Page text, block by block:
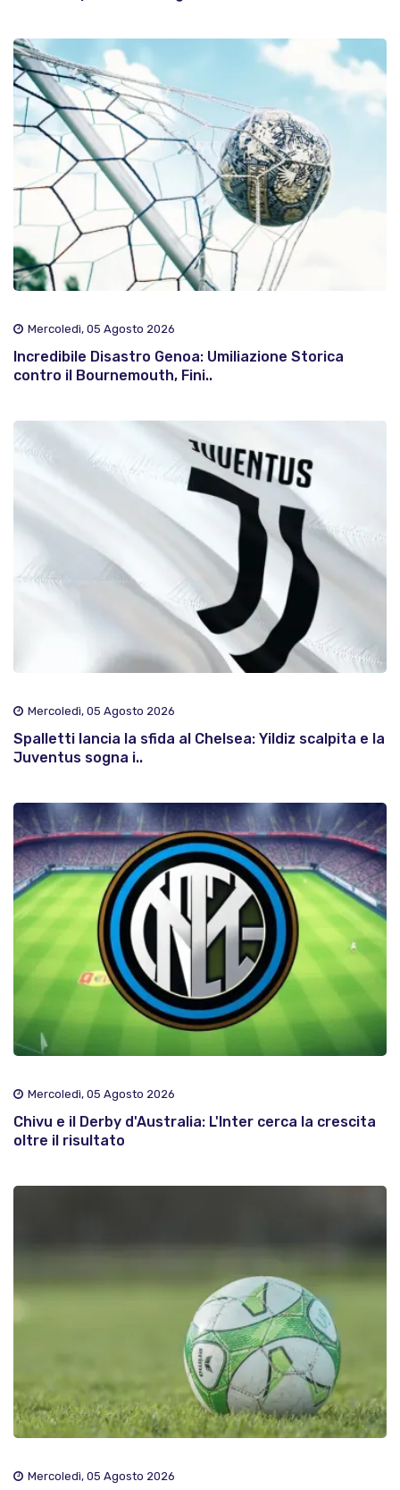
Mercoledì, 05 Agosto 2026
Incredibile Disastro Genoa: Umiliazione Storica
contro il Bournemouth, Fini..
Mercoledì, 05 Agosto 2026
Spalletti lancia la sfida al Chelsea: Yildiz scalpita e la
Juventus sogna i..
Mercoledì, 05 Agosto 2026
Chivu e il Derby d'Australia: L'Inter cerca la crescita
oltre il risultato
Mercoledì, 05 Agosto 2026